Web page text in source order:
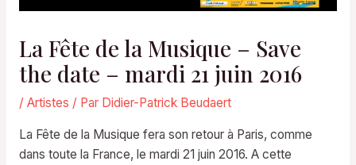
La Fête de la Musique – Save
the date – mardi 21 juin 2016
/ Artistes / Par Didier-Patrick Beudaert
La Fête de la Musique fera son retour à Paris, comme
dans toute la France, le mardi 21 juin 2016. A cette